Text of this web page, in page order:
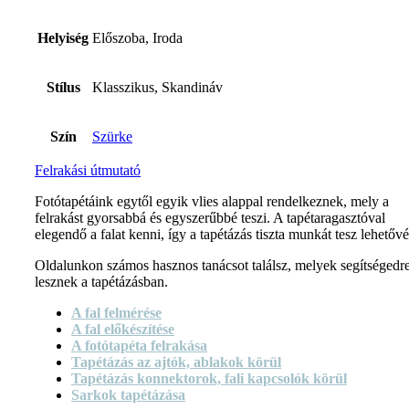
Helyiség Előszoba, Iroda
Stílus Klasszikus, Skandináv
Szín Szürke
Felrakási útmutató
Fotótapétáink egytől egyik vlies alappal rendelkeznek, mely a
felrakást gyorsabbá és egyszerűbbé teszi. A tapétaragasztóval
elegendő a falat kenni, így a tapétázás tiszta munkát tesz
Oldalunkon számos hasznos tanácsot találsz, melyek
lesznek a tapétázásban.
A fal felmérése
A fal előkészítése
A fotótapéta felrakása
Tapétázás az ajtók, ablakok körül
Tapétázás konnektorok, fali kapcsolók körül
Sarkok tapétázása